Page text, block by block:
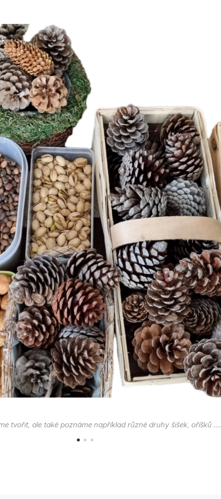
tvořit, ale také poznáme například různé druhy šišek, oříšků ....